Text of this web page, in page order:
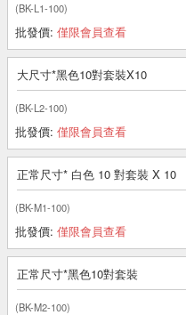
(BK-L1-100)
批發價: 僅限會員查看
大尺寸*黑色10對套裝X10
(BK-L2-100)
批發價: 僅限會員查看
正常尺寸* 白色 10 對套裝 X 10
(BK-M1-100)
批發價: 僅限會員查看
正常尺寸*黑色10對套裝
(BK-M2-100)